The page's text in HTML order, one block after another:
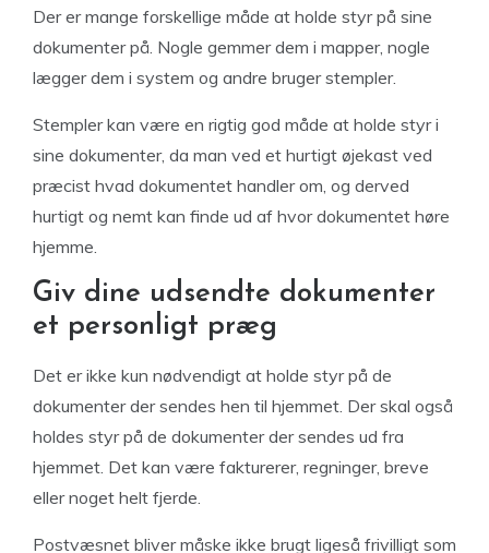
Der er mange forskellige måde at holde styr på sine
dokumenter på. Nogle gemmer dem i mapper, nogle
lægger dem i system og andre bruger stempler.
Stempler kan være en rigtig god måde at holde styr i
sine dokumenter, da man ved et hurtigt øjekast ved
præcist hvad dokumentet handler om, og derved
hurtigt og nemt kan finde ud af hvor dokumentet høre
hjemme.
Giv dine udsendte dokumenter
et personligt præg
Det er ikke kun nødvendigt at holde styr på de
dokumenter der sendes hen til hjemmet. Der skal også
holdes styr på de dokumenter der sendes ud fra
hjemmet. Det kan være fakturerer, regninger, breve
eller noget helt fjerde.
Postvæsnet bliver måske ikke brugt ligeså frivilligt som